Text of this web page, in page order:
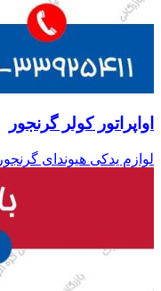
اواپراتور کولر گرنجور
لوازم یدکی هیوندای گرنجور